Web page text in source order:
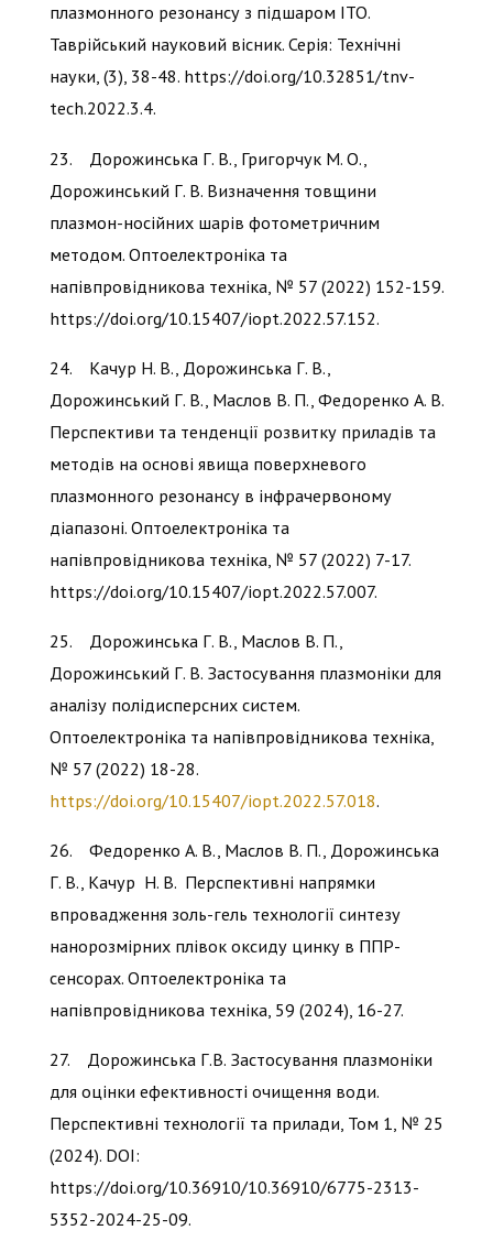
плазмонного резонансу з підшаром ITO.
Таврійський науковий вісник. Серія: Технічні
науки, (3), 38-48. https://doi.org/10.32851/tnv-
tech.2022.3.4.
23. Дорожинська Г. В., Григорчук М. О.,
Дорожинський Г. В. Визначення товщини
плазмон-носійних шарів фотометричним
методом. Оптоелектроніка та
напівпровідникова техніка, № 57 (2022) 152-159.
https://doi.org/10.15407/iopt.2022.57.152.
24. Качур Н. В., Дорожинська Г. В.,
Дорожинський Г. В., Маслов В. П., Федоренко А. В.
Перспективи та тенденції розвитку приладів та
методів на основі явища поверхневого
плазмонного резонансу в інфрачервоному
діапазоні. Оптоелектроніка та
напівпровідникова техніка, № 57 (2022) 7-17.
https://doi.org/10.15407/iopt.2022.57.007.
25. Дорожинська Г. В., Маслов В. П.,
Дорожинський Г. В. Застосування плазмоніки для
аналізу полідисперсних систем.
Оптоелектроніка та напівпровідникова техніка,
№ 57 (2022) 18-28.
https://doi.org/10.15407/iopt.2022.57.018.
26. Федоренко А. В., Маслов В. П., Дорожинська
Г. В., Качур Н. В. Перспективні напрямки
впровадження золь-гель технології синтезу
нанорозмірних плівок оксиду цинку в ППР-
сенсорах. Оптоелектроніка та
напівпровідникова техніка, 59 (2024), 16-27.
27. Дорожинська Г.В. Застосування плазмоніки
для оцінки ефективності очищення води.
Перспективні технології та прилади, Том 1, № 25
(2024). DOI:
https://doi.org/10.36910/10.36910/6775-2313-
5352-2024-25-09.